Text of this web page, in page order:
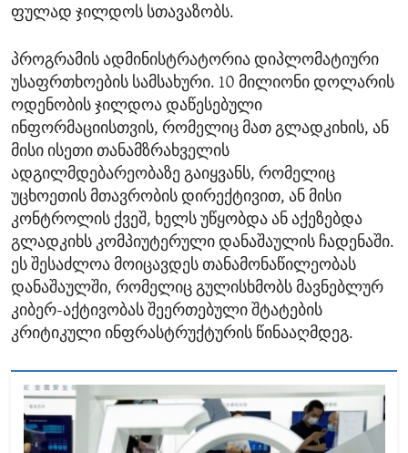
ფულად ჯილდოს სთავაზობს.
პროგრამის ადმინისტრატორია დიპლომატიური
უსაფრთხოების სამსახური. 10 მილიონი დოლარის
ოდენობის ჯილდოა დაწესებული
ინფორმაციისთვის, რომელიც მათ გლადკიხის, ან
მისი ისეთი თანამზრახველის
ადგილმდებარეობაზე გაიყვანს, რომელიც
უცხოეთის მთავრობის დირექტივით, ან მისი
კონტროლის ქვეშ, ხელს უწყობდა ან აქეზებდა
გლადკიხს კომპიუტერული დანაშაულის ჩადენაში.
ეს შესაძლოა მოიცავდეს თანამონაწილეობას
დანაშაულში, რომელიც გულისხმობს მავნებლურ
კიბერ-აქტივობას შეერთებული შტატების
კრიტიკული ინფრასტრუქტურის წინააღმდეგ.